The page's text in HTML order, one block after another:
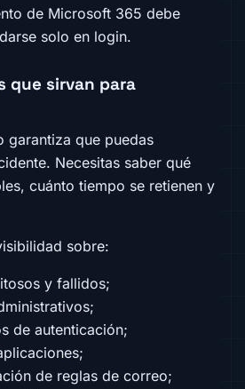
de Microsoft 365 debe
solo en login.
que sirvan para
garantiza que puedas
Necesitas saber qué
cuánto tiempo se retienen y
sobre:
y fallidos;
de autenticación;
de reglas de correo;